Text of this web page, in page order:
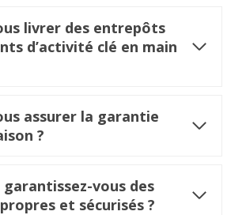
livrer des entrepôts
d’activité clé en main
assurer la garantie
?
vous des
et sécurisés ?